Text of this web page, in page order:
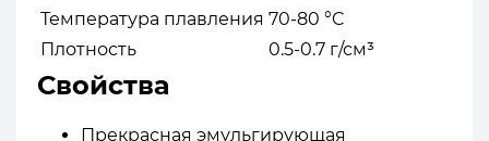
Температура плавления 70-80 °C
Плотность
0.5-0.7 г/см³
Свойства
Прекрасная эмульгирующая